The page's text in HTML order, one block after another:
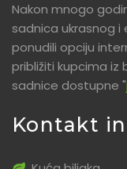
Nakon mnogo
sadnica ukrasnog i
ponudili opciju
približiti kupcima iz
sadnice dostupne "
Kontakt